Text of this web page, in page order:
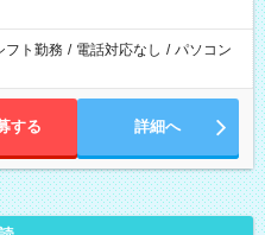
フト勤務 / 電話対応なし / パソコン
する 詳細へ